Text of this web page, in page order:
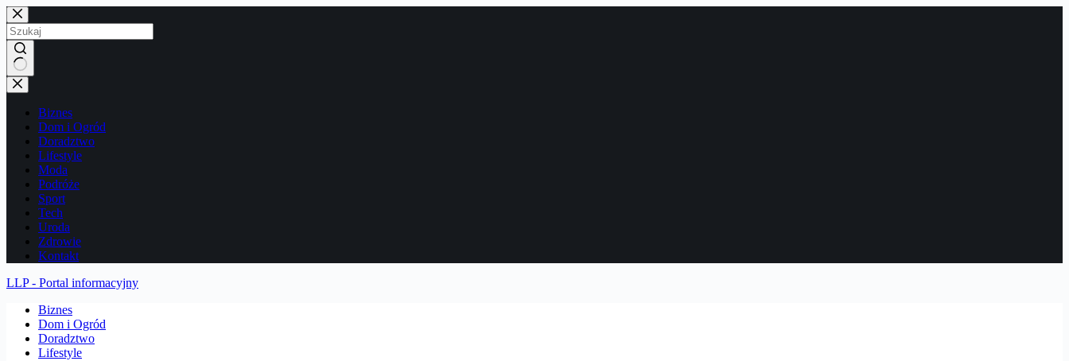
Przejdź
do
treści
Brak
wyników
Biznes
Dom i Ogród
Doradztwo
Lifestyle
Moda
Podróże
Sport
Tech
Uroda
Zdrowie
Kontakt
LLP - Portal informacyjny
Biznes
Dom i Ogród
Doradztwo
Lifestyle